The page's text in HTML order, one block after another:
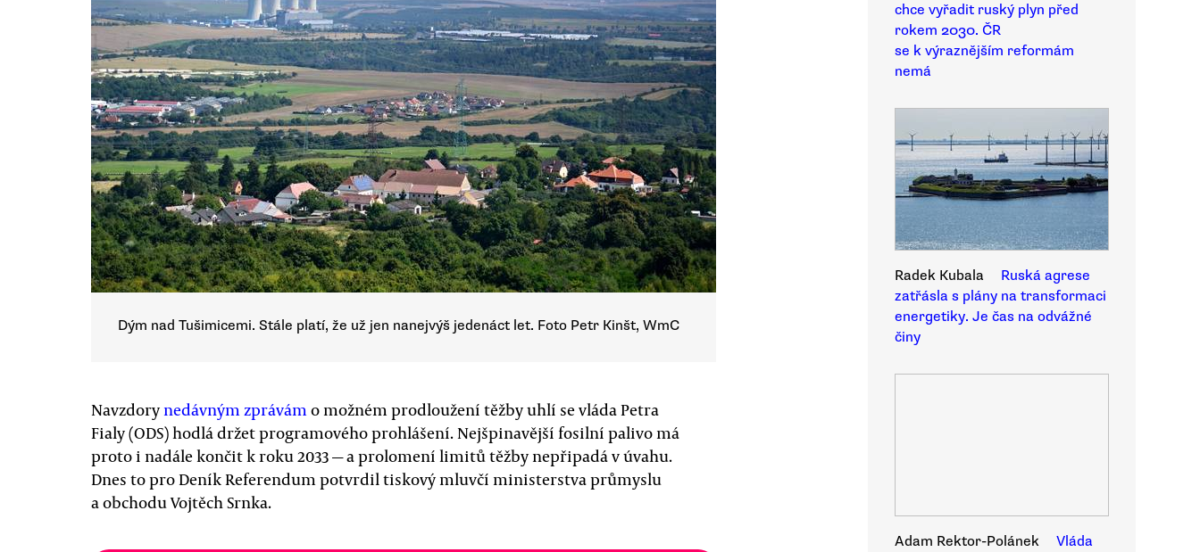
Dým nad Tušimicemi. Stále platí, že už jen nanejvýš jedenáct let. Foto Petr Kinšt, WmC
Navzdorynedávným zprávámo možném prodloužení těžby uhlí se vláda Petra
Fialy (ODS) hodlá držet programového prohlášení. Nejšpinavější fosilní palivo má
proto i nadále končit k roku 2033 — a prolomení limitů těžby nepřipadá v úvahu.
Dnes to pro Deník Referendum potvrdil tiskový mluvčí ministerstva průmyslu
a obchodu Vojtěch Srnka.
chce vyřadit ruský plyn před
rokem 2030. ČR
se k výraznějším reformám
nemá
Radek Kubala
Ruská agrese
zatřásla s plány na transformaci
energetiky. Je čas na odvážné
činy
Adam Rektor-Polánek
Vláda